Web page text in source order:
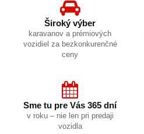
Široký výber
karavanov a prémiových
vozidiel za bezkonkurenčné
ceny
Sme tu pre Vás 365 dní
v roku – nie len pri predaji
vozidla